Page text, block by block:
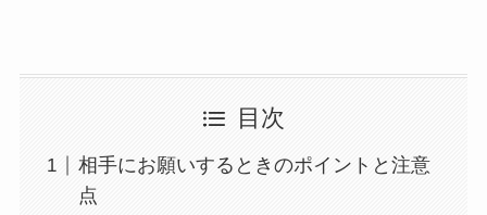
目次
相手にお願いするときのポイントと注意
点